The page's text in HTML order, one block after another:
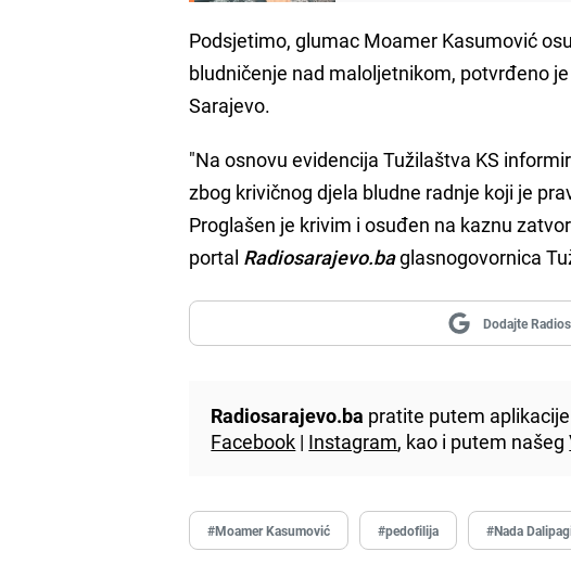
Podsjetimo, glumac Moamer Kasumović
bludničenje nad maloljetnikom, potvrđeno
Sarajevo.
"Na osnovu evidencija Tužilaštva KS
zbog krivičnog djela bludne radnje koji je
Proglašen je krivim i osuđen na kaznu
portal Radiosarajevo.baglasnogovornica
Dodajte
Radiosarajevo.ba pratite putem
Facebook | Instagram, kao i putem našeg
#Moamer Kasumović #pedofilija #Nada